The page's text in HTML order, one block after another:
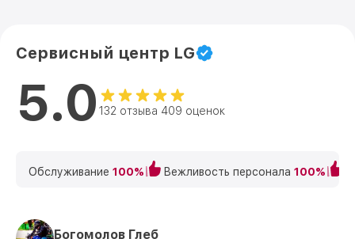
Сервисный центр LG
5.0 132 отзыва 409 оценок
Обслуживание 100% Вежливость персонала 100%
Богомолов Глеб